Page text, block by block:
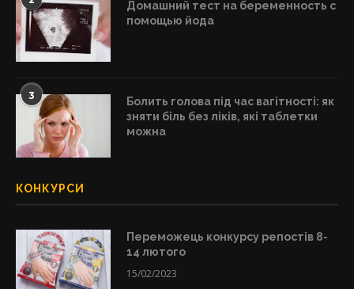
Домашний тест на беременность с
помощью йода
3
Болить голова під час вагітності: як
зняти біль без ліків, які таблетки
можна
КОНКУРСИ
Переможець конкурсу репостів 8-
14 лютого
15/02/2023